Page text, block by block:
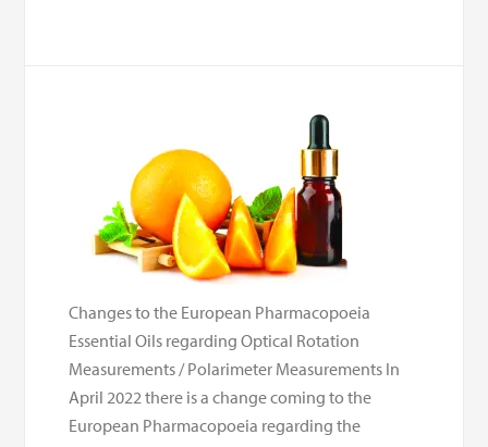
Changes to the European Pharmacopoeia
Essential Oils regarding Optical Rotation
Measurements / Polarimeter Measurements In
April 2022 there is a change coming to the
European Pharmacopoeia regarding the